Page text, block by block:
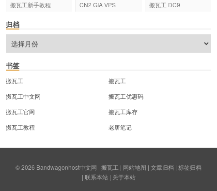
搬瓦工新手教程
CN2 GIA VPS 搬瓦工 DC9
归档
书签
搬瓦工
搬瓦工
搬瓦工中文网
搬瓦工优惠码
搬瓦工官网
搬瓦工库存
搬瓦工教程
老唐笔记
© 2026 Bandwagonhost中文网 搬瓦工 | 网站地图 | 文章归档 | 标签归档
| 联系本站| 关于本站